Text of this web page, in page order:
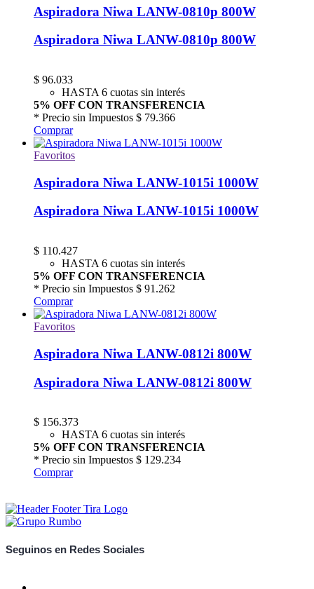
Aspiradora Niwa LANW-0810p 800W
Aspiradora Niwa LANW-0810p 800W
$ 96.033
HASTA 6 cuotas sin interés
5% OFF CON TRANSFERENCIA
* Precio sin Impuestos $ 79.366
Comprar
Favoritos
Aspiradora Niwa LANW-1015i 1000W
Aspiradora Niwa LANW-1015i 1000W
$ 110.427
HASTA 6 cuotas sin interés
5% OFF CON TRANSFERENCIA
* Precio sin Impuestos $ 91.262
Comprar
Favoritos
Aspiradora Niwa LANW-0812i 800W
Aspiradora Niwa LANW-0812i 800W
$ 156.373
HASTA 6 cuotas sin interés
5% OFF CON TRANSFERENCIA
* Precio sin Impuestos $ 129.234
Comprar
Seguinos en Redes Sociales